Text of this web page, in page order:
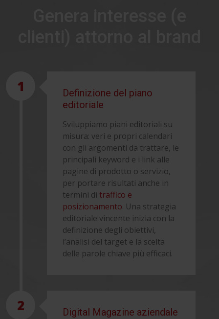
1
Definizione del piano
editoriale
Sviluppiamo piani editoriali su
misura: veri e propri calendari
con gli argomenti da trattare, le
principali keyword e i link alle
pagine di prodotto o servizio,
per portare risultati anche in
termini di traffico e
posizionamento. Una strategia
editoriale vincente inizia con la
definizione degli obiettivi,
l’analisi del target e la scelta
delle parole chiave più efficaci.
2 Digital Magazine aziendale